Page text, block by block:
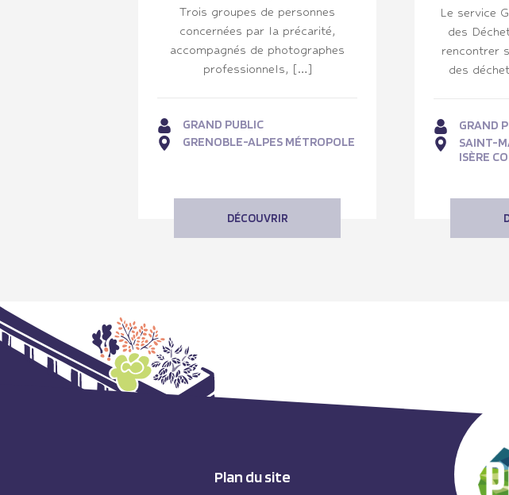
Trois groupes de personnes
concernées par la précarité,
accompagnés de photographes
professionnels, […]
GRAND PUBLIC
GRENOBLE-ALPES MÉTROPOLE
DÉCOUVRIR
Le service
des
rencontrer
des
GRAND
SAINT-
ISÈRE
Plan du site